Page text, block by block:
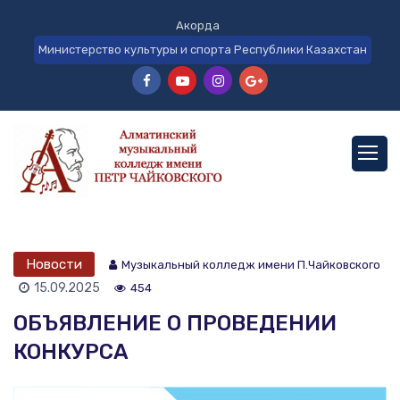
Акорда
Министерство культуры и спорта Республики Казахстан
Новости Музыкальный колледж имени П.Чайковского
15.09.2025 454
ОБЪЯВЛЕНИЕ О ПРОВЕДЕНИИ
КОНКУРСА